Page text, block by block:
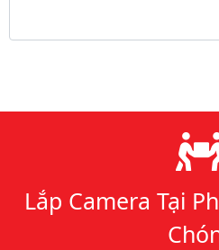
Lý do chọn chúng tôi
Lắp Camera Tại